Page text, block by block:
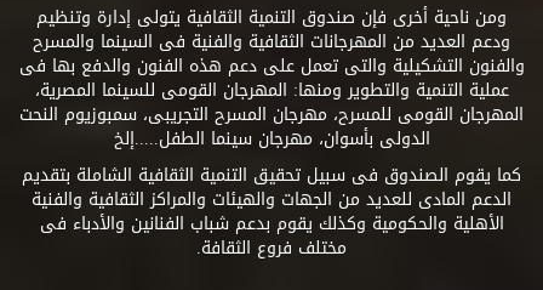
ومن ناحية أخرى فإن صندوق التنمية الثقافية يتولى إدارة وتنظيم
ودعم العديد من المهرجانات الثقافية والفنية فى السينما والمسرح
والفنون التشكيلية والتى تعمل على دعم هذه الفنون والدفع بها فى
عملية التنمية والتطوير ومنها: المهرجان القومى للسينما المصرية،
المهرجان القومى للمسرح، مهرجان المسرح التجريبى، سمبوزيوم النحت
الدولى بأسوان، مهرجان سينما الطفل.....إلخ
كما يقوم الصندوق فى سبيل تحقيق التنمية الثقافية الشاملة بتقديم
الدعم المادى للعديد من الجهات والهيئات والمراكز الثقافية والفنية
الأهلية والحكومية وكذلك يقوم بدعم شباب الفنانين والأدباء فى
مختلف فروع الثقافة.